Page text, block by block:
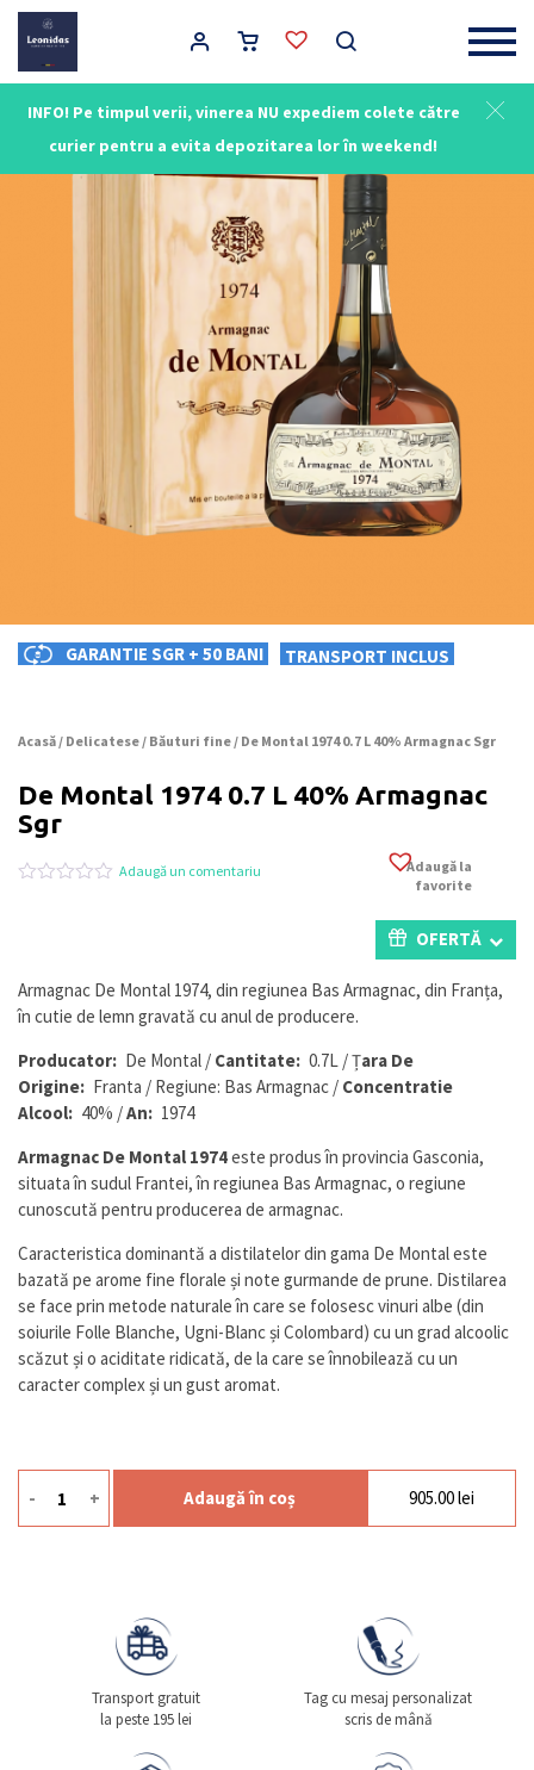
INFO! Pe timpul verii, vinerea NU expediem colete către
curier pentru a evita depozitarea lor în weekend!
Main Navigation
GARANTIE SGR + 50 BANI TRANSPORT INCLUS
Acasă/ Delicatese/ Băuturi fine/ De Montal 1974 0.7 L 40% Armagnac Sgr
De Montal 1974 0.7 L 40% Armagnac
Sgr
pe
a
de
clienți
Adaugă un comentariu
Adaugă la
favorite
OFERTĂ
Armagnac De Montal 1974, din regiunea Bas Armagnac, din Franța,
în cutie de lemn gravată cu anul de producere.
Producator: De Montal / Cantitate: 0.7L / ȚAra De
Origine: Franta / Regiune: Bas Armagnac / Concentratie
Alcool: 40% /An: 1974
Armagnac De Montal 1974este produs în provincia Gasconia,
situata în sudul Frantei, în regiunea Bas Armagnac, o regiune
cunoscută pentru producerea de armagnac.
Caracteristica dominantă a distilatelor din gama De Montal este
bazată pe arome fine florale și note gurmande de prune. Distilarea
se face prin metode naturale în care se folosesc vinuri albe (din
soiurile Folle Blanche, Ugni-Blanc și Colombard) cu un grad alcoolic
scăzut și o aciditate ridicată, de la care se înnobilează cu un
caracter complex și un gust aromat.
Cantitate De Montal 1974 0.7 L 40% Armagnac Sgr
- + Adaugă în coș 905.00lei
Transport gratuit
la peste 195 lei
Tag cu mesaj personalizat
scris de mână